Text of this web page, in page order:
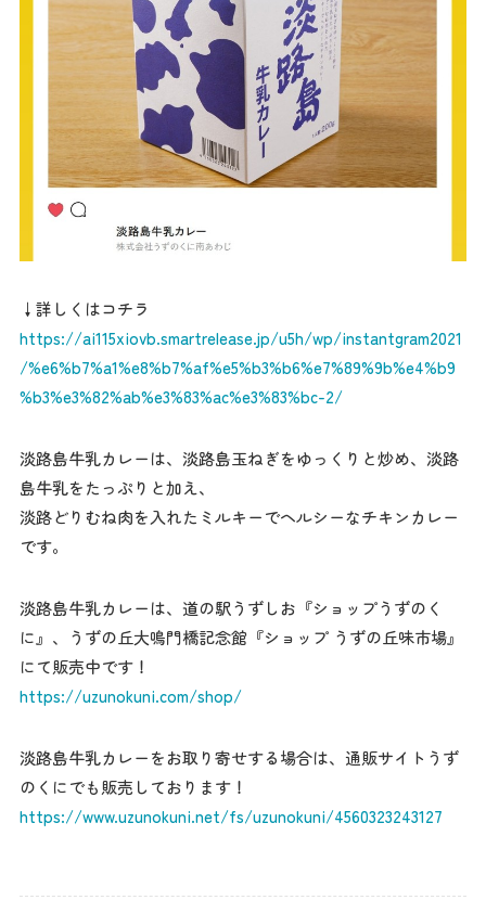
↓詳しくはコチラ
https://ai115xiovb.smartrelease.jp/u5h/wp/instantgram2021
/%e6%b7%a1%e8%b7%af%e5%b3%b6%e7%89%9b%e4%b9
%b3%e3%82%ab%e3%83%ac%e3%83%bc-2/
淡路島牛乳カレーは、淡路島玉ねぎをゆっくりと炒め、淡路
島牛乳をたっぷりと加え、
淡路どりむね肉を入れたミルキーでヘルシーなチキンカレー
です。
淡路島牛乳カレーは、道の駅うずしお『ショップうずのく
に』、うずの丘大鳴門橋記念館『ショップ うずの丘味市場』
にて販売中です！
https://uzunokuni.com/shop/
淡路島牛乳カレーをお取り寄せする場合は、通販サイトうず
のくにでも販売しております！
https://www.uzunokuni.net/fs/uzunokuni/4560323243127